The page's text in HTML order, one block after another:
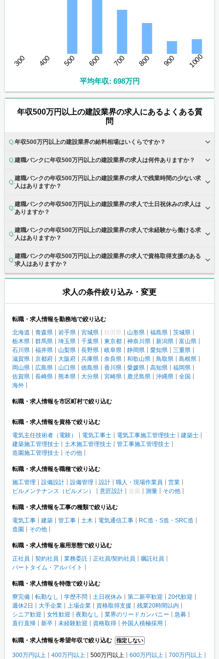
300 400 500 600 700 800 900 1000
平均年収: 698万円
年収500万円以上の建設業界の求人にあるよくある質
問
年収500万円以上の建設業界の給料相場はいくらですか？
建職バンクに年収500万円以上の建設業界の求人は何件ありますか？
建職バンクの年収500万円以上の建設業界の求人で残業時間の少ない求
人はありますか？
建職バンクの年収500万円以上の建設業界の求人で土日祝休みの求人は
ありますか？
建職バンクの年収500万円以上の建設業界の求人で未経験から働ける求
人はありますか？
建職バンクの年収500万円以上の建設業界の求人で資格取得支援のある
求人はありますか？
求人の条件絞り込み・変更
転職・求人情報を勤務地で絞り込む
北海道
青森県 岩手県 宮城県 秋田県 山形県 福島県
茨城県
栃木県
群馬県 埼玉県 千葉県 東京都 神奈川県 新潟県
富山県
石川県
福井県 山梨県 長野県 岐阜県 静岡県 愛知県
三重県
滋賀県
京都府 大阪府 兵庫県 奈良県 和歌山県 鳥取県
島根県
岡山県
広島県 山口県 徳島県 香川県 愛媛県 高知県
福岡県
佐賀県
長崎県 熊本県 大分県 宮崎県 鹿児島県 沖縄県
全国
海外
転職・求人情報を市区町村で絞り込む
転職・求人情報を資格で絞り込む
電気主任技術者（電験）
電気工事士 電気工事施工管理技士
建築士
建築施工管理技士
土木施工管理技士
管工事施工管理技士
造園施工管理技士
その他
転職・求人情報を職種で絞り込む
施工管理
設備設計 設備管理 設計 職人・現場作業員
営業
ビルメンテナンス（ビルメン）
意匠設計 造園 測量 その他
転職・求人情報を工事の種類で絞り込む
電気工事
建築 管工事 土木 電気通信工事
RC造・S造・SRC造
造園
その他
転職・求人情報を雇用形態で絞り込む
正社員
契約社員 業務委託 正社員/契約社員
嘱託社員
パートタイム・アルバイト
転職・求人情報を特徴で絞り込む
寮完備
転勤なし 学歴不問 土日祝休み 第二新卒歓迎
20代歓迎
週休2日
大手企業 上場企業 資格取得支援
残業20時間以内
シニア歓迎
女性歓迎 夜勤なし 業界のリードカンパニー
急募
直行直帰
新卒 未経験歓迎 資格取得 外国人積極採用
転職・求人情報を希望年収で絞り込む 指定しない
300万円以上 400万円以上 500万円以上 600万円以上
700万円以上